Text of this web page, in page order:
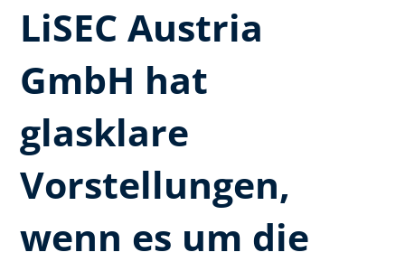
LiSEC Austria
GmbH hat
glasklare
Vorstellungen,
wenn es um die